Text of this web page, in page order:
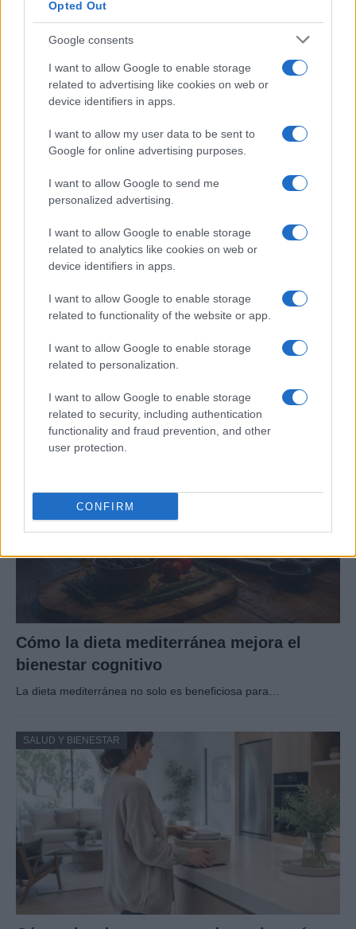
Opted Out
Google consents
I want to allow Google to enable storage
related to advertising like cookies on web or
device identifiers in apps.
I want to allow my user data to be sent to
Google for online advertising purposes.
I want to allow Google to send me
personalized advertising.
I want to allow Google to enable storage
related to analytics like cookies on web or
device identifiers in apps.
I want to allow Google to enable storage
related to functionality of the website or app.
I want to allow Google to enable storage
related to personalization.
I want to allow Google to enable storage
related to security, including authentication
functionality and fraud prevention, and other
user protection.
CONFIRM
Guía para delegar tareas y evitar la
sobrecarga emocional
El cuidado de otros puede convertirse en una…
SALUD Y BIENESTAR
Rutina diaria y nocturna para mayores:
consejos para un sueño reparador
Optimiza el descanso de los mayores con una…
SALUD Y BIENESTAR
Cómo la dieta mediterránea mejora el
bienestar cognitivo
La dieta mediterránea no solo es beneficiosa para…
SALUD Y BIENESTAR